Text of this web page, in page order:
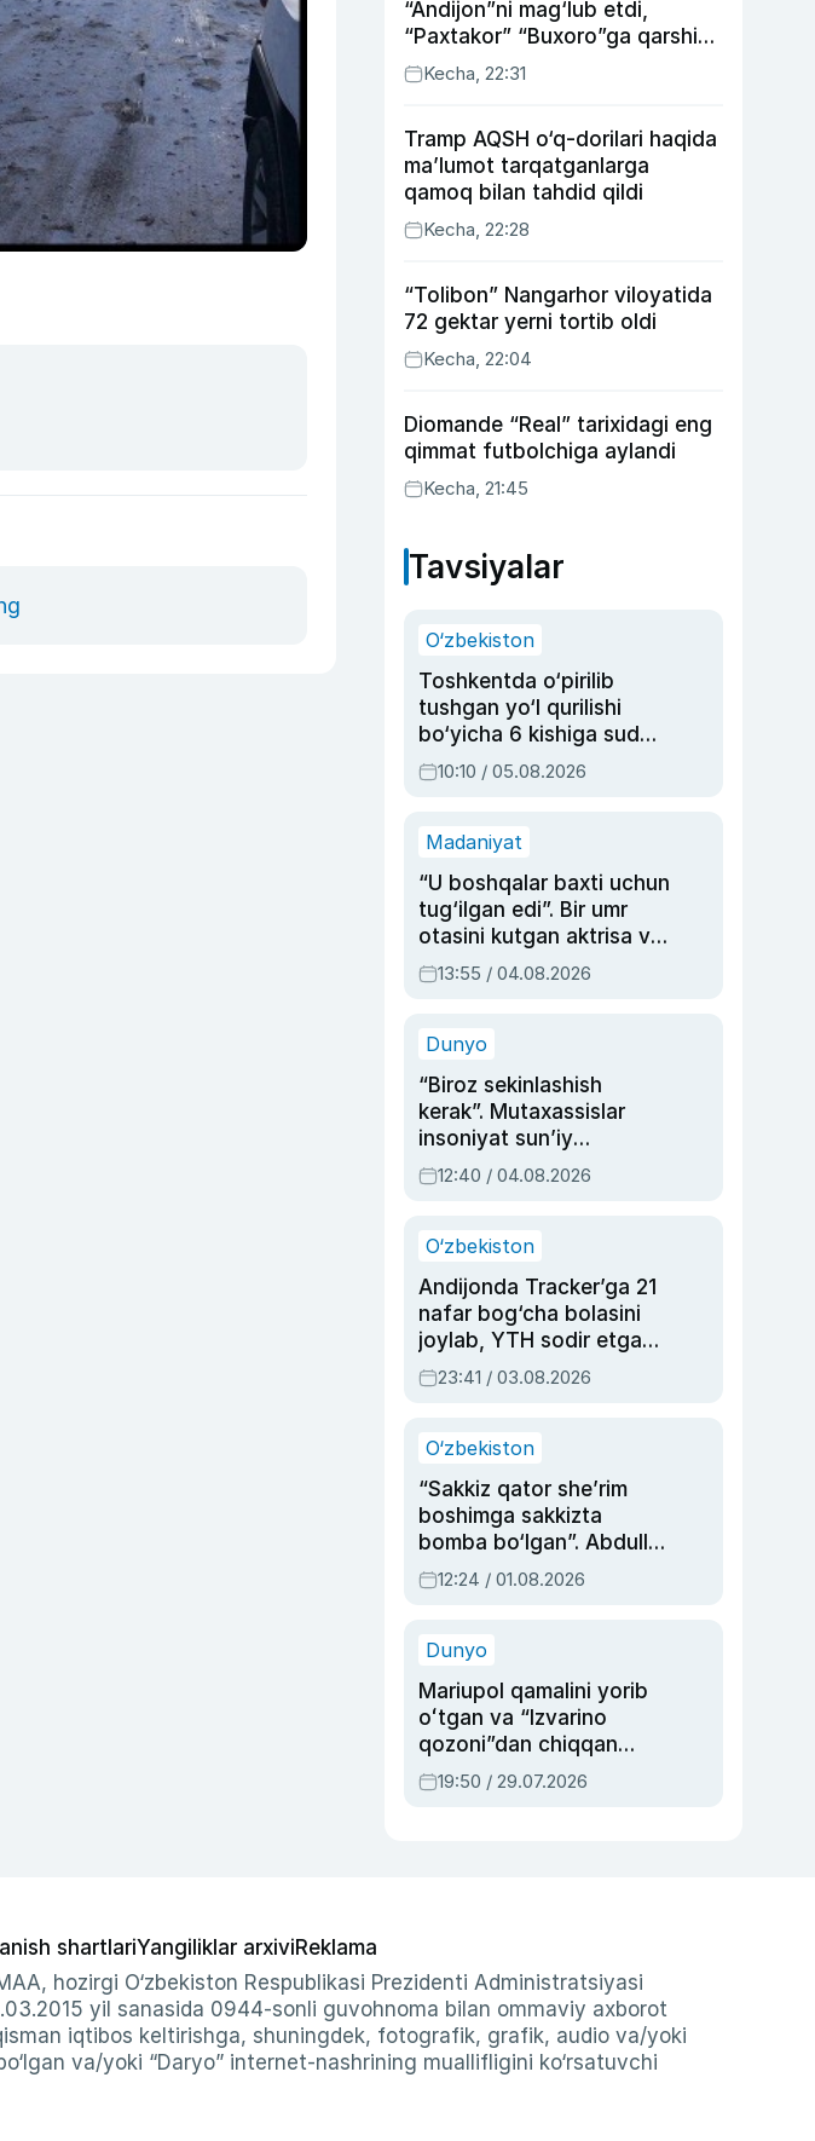
“Andijon”ni mag‘lub etdi,
“Paxtakor” “Buxoro”ga qarshi
bahsda g‘alabani qo‘ldan
chiqardi
Kecha, 22:31
Tramp AQSH o‘q-dorilari haqida
ma’lumot tarqatganlarga
qamoq bilan tahdid qildi
Kecha, 22:28
“Tolibon” Nangarhor viloyatida
72 gektar yerni tortib oldi
Kecha, 22:04
Diomande “Real” tarixidagi eng
qimmat futbolchiga aylandi
Kecha, 21:45
Tavsiyalar
O‘zbekiston
Toshkentda o‘pirilib
tushgan yo‘l qurilishi
bo‘yicha 6 kishiga sud
hukmi o‘qildi
10:10 / 05.08.2026
Madaniyat
“U boshqalar baxti uchun
tug‘ilgan edi”. Bir umr
otasini kutgan aktrisa va
dublyaj ustasi Rimma
Ahmedovaning
13:55 / 04.08.2026
Dunyo
“Biroz sekinlashish
kerak”. Mutaxassislar
insoniyat sun’iy
intellektni boshqara
olmay qolishidan xavotir
12:40 / 04.08.2026
O‘zbekiston
Andijonda Tracker’ga 21
nafar bog‘cha bolasini
joylab, YTH sodir etgan
ayolga sud hukmi o‘qildi
23:41 / 03.08.2026
O‘zbekiston
“Sakkiz qator she’rim
boshimga sakkizta
bomba bo‘lgan”. Abdulla
Oripovni siyosiy
ayblovlardan asrab
12:24 / 01.08.2026
Dunyo
Mariupol qamalini yorib
oʻtgan va “Izvarino
qozoni”dan chiqqan
qahramon — Ukraina
armiyasi bosh
19:50 / 29.07.2026
shartlariYangiliklar arxiviReklama
hozirgi O‘zbekiston Respublikasi Prezidenti Administratsiyasi
yil sanasida 0944-sonli guvohnoma bilan ommaviy axborot
iqtibos keltirishga, shuningdek, fotografik, grafik, audio va/yoki
va/yoki “Daryo” internet-nashrining muallifligini ko‘rsatuvchi